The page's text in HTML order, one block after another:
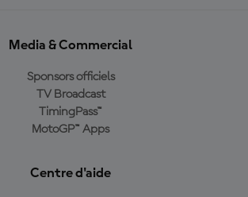
Media & Commercial
Sponsors officiels
TV Broadcast
TimingPass™
MotoGP™ Apps
Centre d'aide